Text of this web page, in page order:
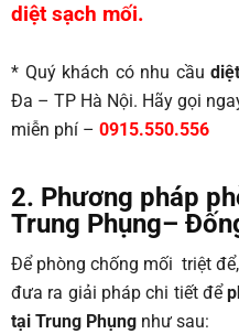
diệt sạch mối.
* Quý khách có nhu cầu
Đa – TP Hà Nội. Hãy gọi
miễn phí – 0915.550.556
2. Phương pháp
Trung Phụng–
Để phòng chống mối triệt
đưa ra giải pháp chi tiết để
tại Trung Phụng như sau: